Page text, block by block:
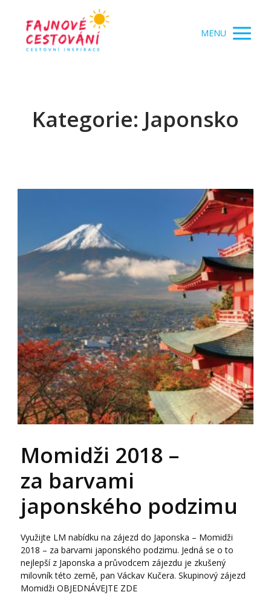
MENU
Kategorie: Japonsko
Momidži 2018 –
za barvami
japonského podzimu
Využijte LM nabídku na zájezd do Japonska – Momidži
2018 – za barvami japonského podzimu. Jedná se o to
nejlepší z Japonska a průvodcem zájezdu je zkušený
milovník této země, pan Váckav Kučera. Skupinový zájezd
Momidži OBJEDNÁVEJTE ZDE